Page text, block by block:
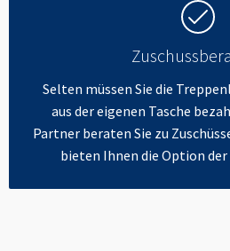
Selten müssen Sie die
aus der eigenen Tasche
Partner beraten Sie zu
bieten Ihnen die Option